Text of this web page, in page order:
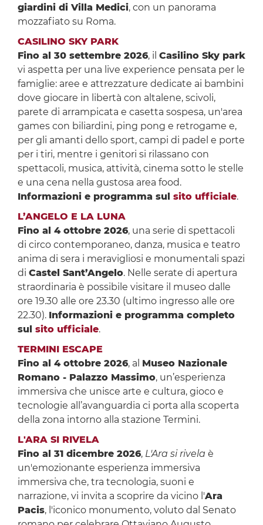
giardini di Villa Medici, con un panorama
mozzafiato su Roma.
CASILINO SKY PARK
Fino al 30 settembre 2026, il Casilino Sky park
vi aspetta per una live experience pensata per le
famiglie: aree e attrezzature dedicate ai bambini
dove giocare in libertà con altalene, scivoli,
parete di arrampicata e casetta sospesa, un'area
games con biliardini, ping pong e retrogame e,
per gli amanti dello sport, campi di padel e porte
per i tiri, mentre i genitori si rilassano con
spettacoli, musica, attività, cinema sotto le stelle
e una cena nella gustosa area food.
Informazioni e programma sul sito ufficiale.
L’ANGELO E LA LUNA
Fino al 4 ottobre 2026, una serie di spettacoli
di circo contemporaneo, danza, musica e teatro
anima di sera i meravigliosi e monumentali spazi
di Castel Sant’Angelo. Nelle serate di apertura
straordinaria è possibile visitare il museo dalle
ore 19.30 alle ore 23.30 (ultimo ingresso alle ore
22.30). Informazioni e programma completo
sul sito ufficiale.
TERMINI ESCAPE
Fino al 4 ottobre 2026, al Museo Nazionale
Romano - Palazzo Massimo, un’esperienza
immersiva che unisce arte e cultura, gioco e
tecnologie all’avanguardia ci porta alla scoperta
della zona intorno alla stazione Termini.
L'ARA SI RIVELA
Fino al 31 dicembre 2026,L'Ara si rivela è
un'emozionante esperienza immersiva
immersiva che, tra tecnologia, suoni e
narrazione, vi invita a scoprire da vicino l'Ara
Pacis, l'iconico monumento, voluto dal Senato